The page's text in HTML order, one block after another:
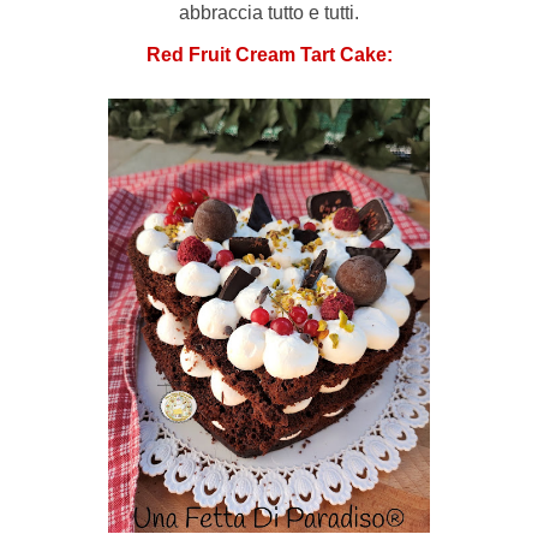
abbraccia tutto e tutti.
Red Fruit Cream Tart Cake: